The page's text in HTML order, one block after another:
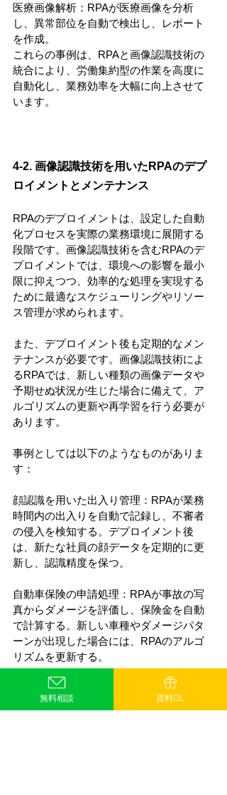
医療画像解析：RPAが医療画像を分析
し、異常部位を自動で検出し、レポート
を作成。
これらの事例は、RPAと画像認識技術の
統合により、労働集約型の作業を高度に
自動化し、業務効率を大幅に向上させて
います。
4-2. 画像認識技術を用いたRPAのデプ
ロイメントとメンテナンス
RPAのデプロイメントは、設定した自動
化プロセスを実際の業務環境に展開する
段階です。画像認識技術を含むRPAのデ
プロイメントでは、環境への影響を最小
限に抑えつつ、効率的な処理を実現する
ために最適なスケジューリングやリソー
ス管理が求められます。
また、デプロイメント後も定期的なメン
テナンスが必要です。画像認識技術によ
るRPAでは、新しい種類の画像データや
予期せぬ状況が生じた場合に備えて、ア
ルゴリズムの更新や再学習を行う必要が
あります。
事例としては以下のようなものがありま
す：
顔認識を用いた出入り管理：RPAが業務
時間内の出入りを自動で記録し、不審者
の侵入を検知する。デプロイメント後
は、新たな社員の顔データを定期的に更
新し、認識精度を保つ。
自動車保険の申請処理：RPAが事故の写
真からダメージを評価し、保険金を自動
で計算する。新しい車種やダメージパタ
ーンが出現した場合には、RPAのアルゴ
リズムを更新する。
リモート監視：RPAが画像認識技術を用
いて、監視カメラの映像から異常を自動
無料相談 資料DL